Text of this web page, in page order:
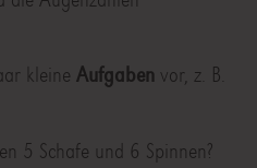
kleine Aufgaben vor, z. B.
5 Schafe und 6 Spinnen?